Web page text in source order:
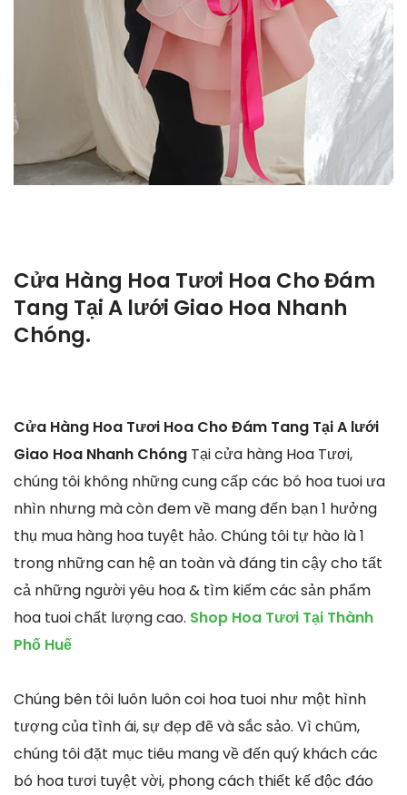
Cửa Hàng Hoa Tươi Hoa Cho Đám
Tang Tại A lưới Giao Hoa Nhanh
Chóng.
Cửa Hàng Hoa Tươi Hoa Cho Đám Tang Tại A lưới
Giao Hoa Nhanh Chóng Tại cửa hàng Hoa Tươi,
chúng tôi không những cung cấp các bó hoa tuoi ưa
nhìn nhưng mà còn đem về mang đến bạn 1 hưởng
thụ mua hàng hoa tuyệt hảo. Chúng tôi tự hào là 1
trong những can hệ an toàn và đáng tin cậy cho tất
cả những người yêu hoa & tìm kiếm các sản phẩm
hoa tuoi chất lượng cao. Shop Hoa Tươi Tại Thành
Phố Huế
Chúng bên tôi luôn luôn coi hoa tuoi như một hình
tượng của tình ái, sự đẹp đẽ và sắc sảo. Vì chũm,
chúng tôi đặt mục tiêu mang về đến quý khách các
bó hoa tươi tuyệt vời, phong cách thiết kế độc đáo